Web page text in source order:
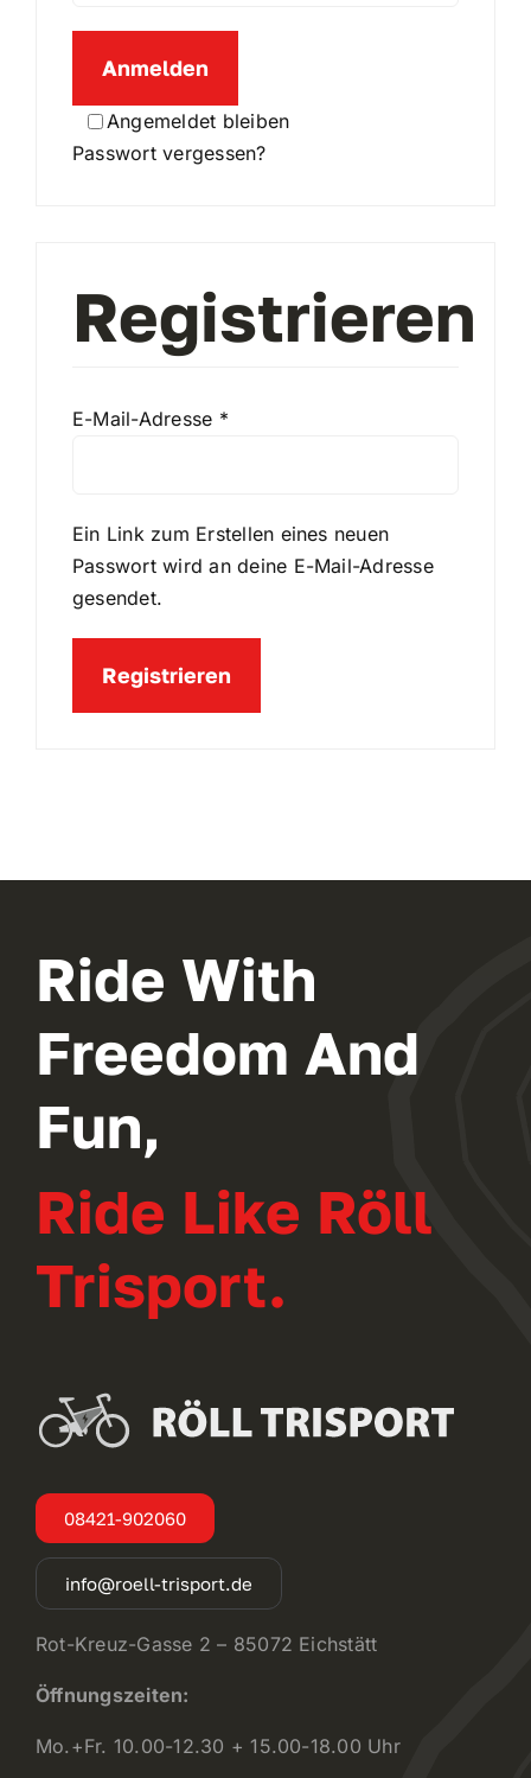
WooCommerce Cart
Angemeldet bleiben
Anmelden
Passwort vergessen?
Registrieren
E-Mail-Adresse *Erforderlich
Ein Link zum Erstellen eines neuen
Passwort wird an deine E-Mail-Adresse
gesendet.
Registrieren
Ride With
Freedom And
Fun,
Ride Like Röll
Trisport.
08421-902060
info@roell-trisport.de
Rot-Kreuz-Gasse 2 – 85072 Eichstätt
Öffnungszeiten:
Mo.+Fr. 10.00-12.30 + 15.00-18.00 Uhr